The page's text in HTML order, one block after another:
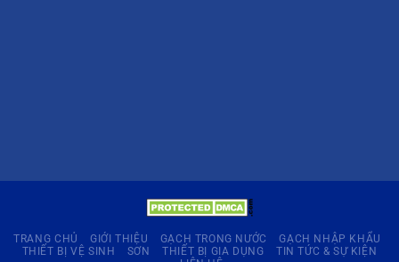
TRANG CHỦ GIỚI THIỆU GẠCH TRONG NƯỚC
GẠCH NHẬP KHẨU
THIẾT BỊ VỆ SINH
SƠN THIẾT BỊ GIA DỤNG
TIN TỨC & SỰ KIỆN